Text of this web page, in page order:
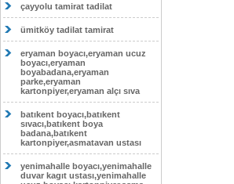
çayyolu tamirat tadilat
ümitköy tadilat tamirat
eryaman boyacı,eryaman ucuz
boyacı,eryaman
boyabadana,eryaman
parke,eryaman
kartonpiyer,eryaman alçı sıva
batıkent boyacı,batıkent
sıvacı,batıkent boya
badana,batıkent
kartonpiyer,asmatavan ustası
yenimahalle boyacı,yenimahalle
duvar kagıt ustası,yenimahalle